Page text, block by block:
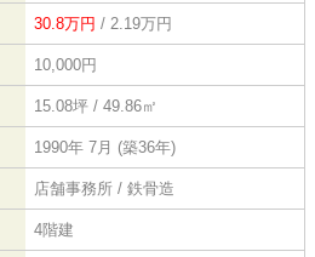
30.8万円 / 2.19万円
10,000円
15.08坪 / 49.86㎡
1990年 7月 (築36年)
店舗事務所 / 鉄骨造
4階建